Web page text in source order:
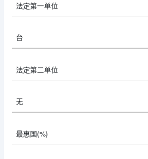
法定第一单位
台
法定第二单位
无
最惠国(%)